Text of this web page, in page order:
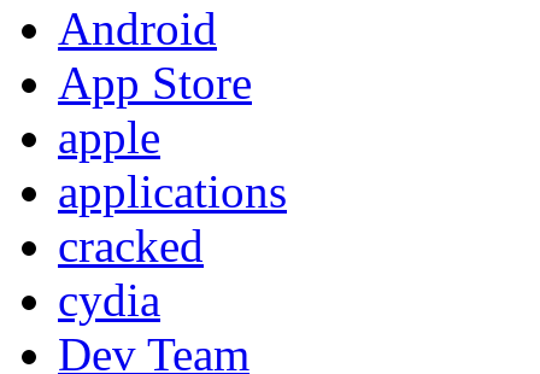
Android
App Store
apple
applications
cracked
cydia
Dev Team